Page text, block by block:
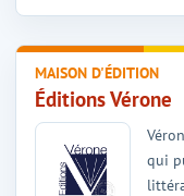
MAISON D'ÉDITION
Éditions Vérone
qui